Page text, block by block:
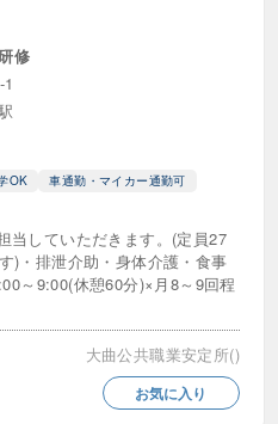
修
OK
車通勤・マイカー通勤可
当していただきます。(定員27
)・排泄介助・身体介護・食事
～9:00(休憩60分)×月8～9回程
大曲公共職業安定所()
お気に入り